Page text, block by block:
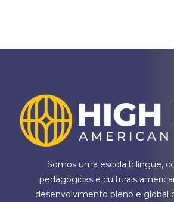
Somos uma escola bilíngue,
pedagógicas e culturais
desenvolvimento pleno e global